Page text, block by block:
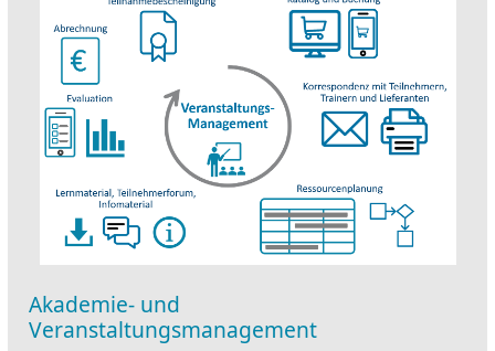
Akademie- und
Veranstaltungsmanagement